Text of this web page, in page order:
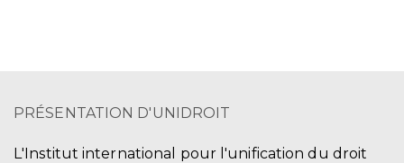
PRÉSENTATION D'UNIDROIT
L'Institut international pour l'unification du droit